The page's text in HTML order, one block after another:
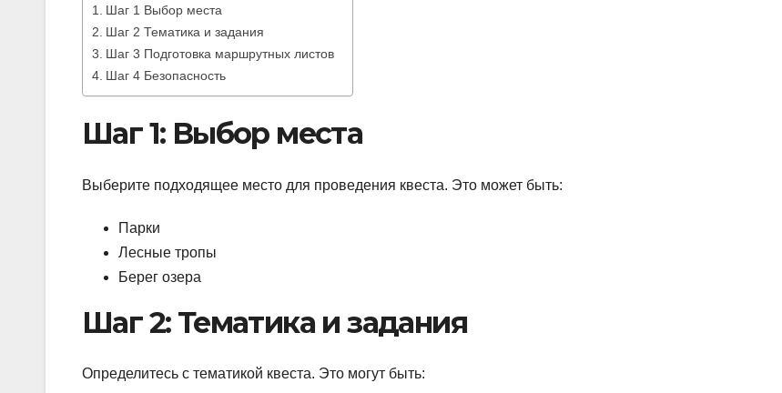
Шаг 1 Выбор места
Шаг 2 Тематика и задания
Шаг 3 Подготовка маршрутных листов
Шаг 4 Безопасность
Шаг 1: Выбор места
Выберите подходящее место для проведения квеста. Это может быть:
Парки
Лесные тропы
Берег озера
Шаг 2: Тематика и задания
Определитесь с тематикой квеста. Это могут быть: